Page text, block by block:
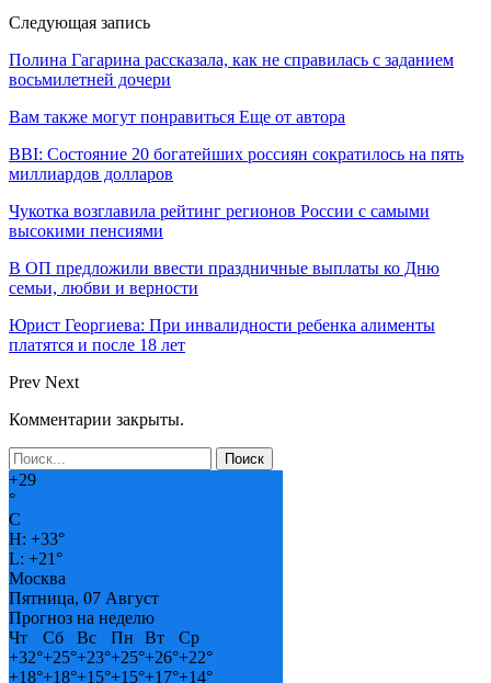
Следующая запись
Полина Гагарина рассказала, как не справилась с заданием
восьмилетней дочери
Вам также могут понравиться Еще от автора
BBI: Состояние 20 богатейших россиян сократилось на пять
миллиардов долларов
Чукотка возглавила рейтинг регионов России с самыми
высокими пенсиями
В ОП предложили ввести праздничные выплаты ко Дню
семьи, любви и верности
Юрист Георгиева: При инвалидности ребенка алименты
платятся и после 18 лет
Prev Next
Комментарии закрыты.
+29
°
C
H: +33°
L: +21°
Москва
Пятница, 07 Август
Прогноз на неделю
Чт
Сб Вс Пн Вт
Ср
+32°+25°+23°+25°+26°+22°
+18°+18°+15°+15°+17°+14°